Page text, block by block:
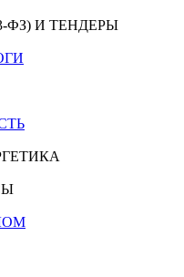
ФЗ) И ТЕНДЕРЫ